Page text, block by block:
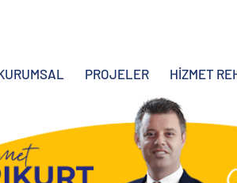
PROJELER HİZMET